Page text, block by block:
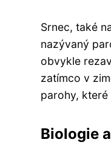
Srnec, také
nazývaný
obvykle
zatímco v
parohy,
Biologie